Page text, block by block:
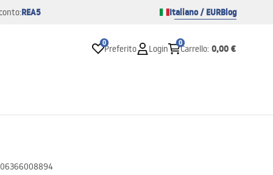
REA5 Italiano / EURBlog
0
Preferito Login
0
Carrello: 0,00 €